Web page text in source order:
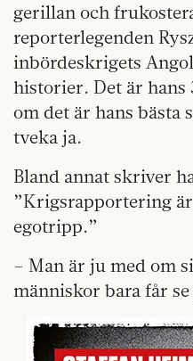
gerillan och
reporterlegenden
inbördeskrigets
historier. Det är hans
om det är hans bästa
tveka ja.
Bland annat skriver
”Krigsrapportering
egotripp.”
– Man är ju med om
människor bara får